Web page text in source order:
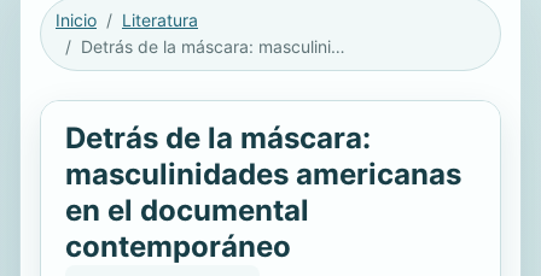
Inicio
Literatura
Detrás de la máscara: masculinidades americanas en el documental contemporáneo
Detrás de la máscara:
masculinidades americanas
en el documental
contemporáneo